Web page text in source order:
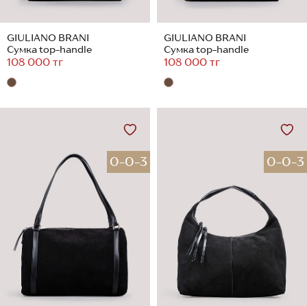
GIULIANO BRANI
Сумка top-handle
108 000 тг
GIULIANO BRANI
Сумка top-handle
108 000 тг
0-0-3 0-0-3